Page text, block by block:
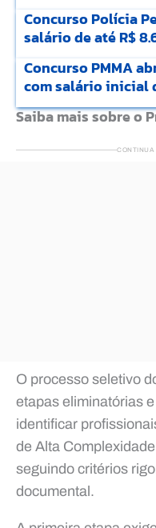
Concurso Polícia
salário de até R$
Concurso PMMA
com salário inicial
Saiba mais sobre o
CONTINUA
O processo seletivo
etapas eliminatórias
identificar
de Alta
seguindo critérios
documental.